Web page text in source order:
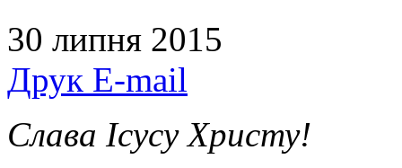
30 липня 2015
Друк E-mail
Слава Ісусу Христу!